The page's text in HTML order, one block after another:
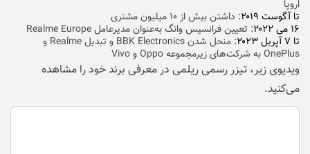
اروپا
تا آگوست ۲۰۱۹
: داشتن بیش از ۱۰ میلیون مشتری
۱۶ می ۲۰۲۲
: تعیین فرانسیس وانگ به‌عنوان مدیر‌عامل Realme Europe
تا ۷ آپریل ۲۰۲۳
: منحل شدن BBK Electronics و تبدیل Realme و
OnePlus به شرکت‌های زیرمجموعه Oppo و Vivo
ویدیوی زیر، تیزر رسمی ریلمی در معرفی برند خود را مشاهده
می‌کنید.